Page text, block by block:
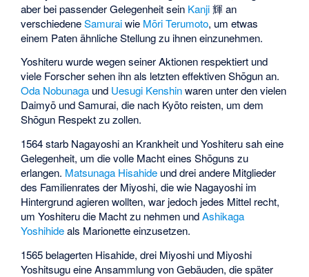
aber bei passender Gelegenheit sein Kanji 輝an
verschiedeneSamuraiwie Mōri Terumoto, um etwas
einem Paten ähnliche Stellung zu ihnen einzunehmen.
Yoshiteru wurde wegen seiner Aktionen respektiert und
viele Forscher sehen ihn als letzten effektiven Shōgun an.
Oda Nobunaga und Uesugi Kenshinwaren unter den vielen
Daimyō und Samurai, die nach Kyōto reisten, um dem
Shōgun Respekt zu zollen.
1564 starb Nagayoshi an Krankheit und Yoshiteru sah eine
Gelegenheit, um die volle Macht eines Shōguns zu
erlangen. Matsunaga Hisahide und drei andere Mitglieder
des Familienrates der Miyoshi, die wie Nagayoshi im
Hintergrund agieren wollten, war jedoch jedes Mittel recht,
um Yoshiteru die Macht zu nehmen undAshikaga
Yoshihideals Marionette einzusetzen.
1565 belagerten Hisahide, drei Miyoshi und Miyoshi
Yoshitsugueine Ansammlung von Gebäuden, die später